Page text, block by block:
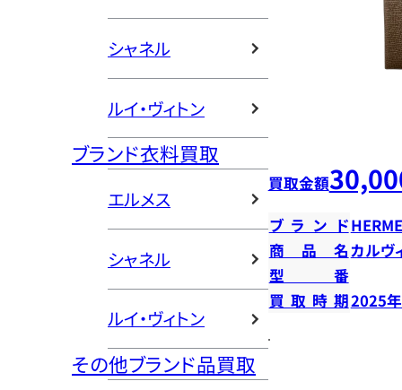
シャネル
ルイ・ヴィトン
ブランド衣料買取
エルメス
シャネル
ルイ・ヴィトン
その他ブランド品買取
買取金額
ブランド
商品名カルヴ
型番
買取時期2025